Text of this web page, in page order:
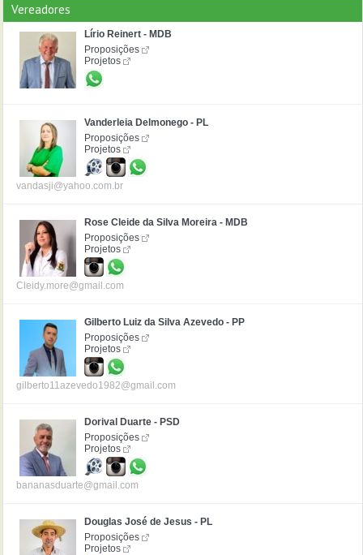
Vereadores
Lírio Reinert - MDB
Proposições
Projetos
Vanderleia Delmonego - PL
Proposições
Projetos
vandasji@yahoo.com.br
Rose Cleide da Silva Moreira - MDB
Proposições
Projetos
Cleidy.more@gmail.com
Gilberto Luiz da Silva Azevedo - PP
Proposições
Projetos
gilberto11azevedo1982@gmail.com
Dorival Duarte - PSD
Proposições
Projetos
bananasduarte@gmail.com
Douglas José de Jesus - PL
Proposições
Projetos